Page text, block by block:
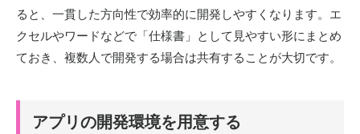
ると、一貫した方向性で効率的に開発しやすくなります。エ
クセルやワードなどで「仕様書」として見やすい形にまとめ
ておき、複数人で開発する場合は共有することが大切です。
アプリの開発環境を用意する